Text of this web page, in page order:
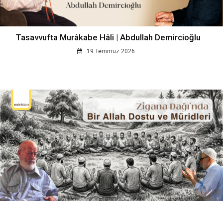
Tasavvufta Murâkabe Hâli | Abdullah Demircioğlu
19 Temmuz 2026